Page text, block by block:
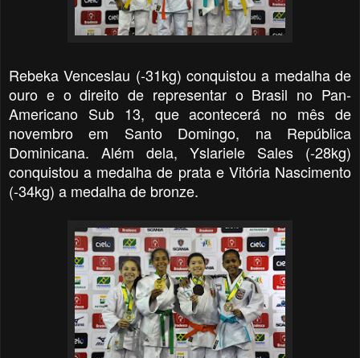
Rebeka Venceslau (-31kg) conquistou a medalha de
ouro e o direito de representar o Brasil no Pan-
Americano Sub 13, que acontecerá no mês de
novembro em Santo Domingo, na República
Dominicana. Além dela, Yslariele Sales (-28kg)
conquistou a medalha de prata e Vitória Nascimento
(-34kg) a medalha de bronze.